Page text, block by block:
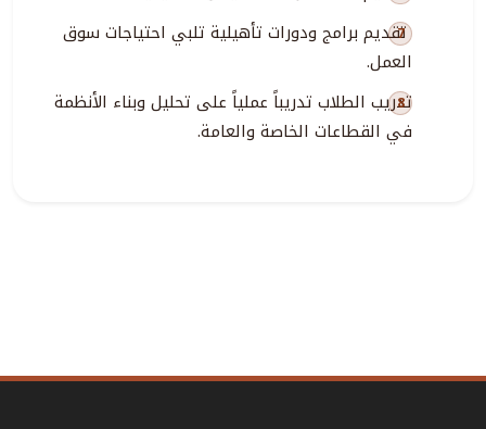
تقديم برامج ودورات تأهيلية تلبي احتياجات سوق
العمل.
تدريب الطلاب تدريباً عملياً على تحليل وبناء الأنظمة
في القطاعات الخاصة والعامة.